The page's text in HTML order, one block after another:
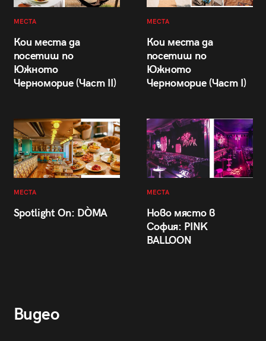
МЕСТА
Кои места да
посетиш по
Южното
Черноморие (Част II)
МЕСТА
Кои места да
посетиш по
Южното
Черноморие (Част I)
МЕСТА
Spotlight On: DÒMA
МЕСТА
Ново място в
София: PINK
BALLOON
Видео